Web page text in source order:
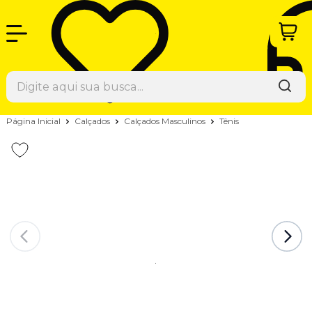
Página Inicial Calçados Calçados Masculinos Tênis